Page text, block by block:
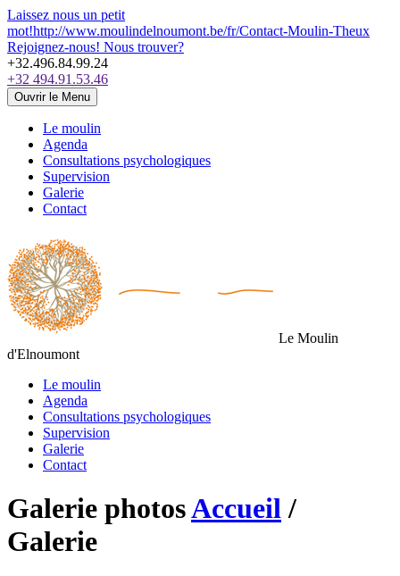
Laissez nous un petit
mot!http://www.moulindelnoumont.be/fr/Contact-Moulin-Theux
Rejoignez-nous! Nous trouver?
+32.496.84.99.24
+32 494.91.53.46
Ouvrir le Menu
Le moulin
Agenda
Consultations psychologiques
Supervision
Galerie
Contact
Le Moulin
d'Elnoumont
Le moulin
Agenda
Consultations psychologiques
Supervision
Galerie
Contact
Galerie photosAccueil/
Galerie